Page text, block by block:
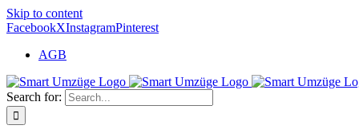
Skip to content
FacebookXInstagramPinterest
AGB
Search for: